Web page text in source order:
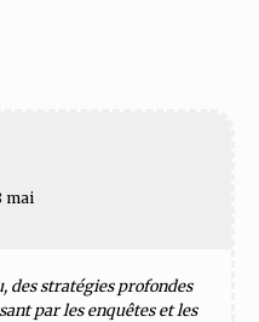
mai
des stratégies profondes
par les enquêtes et les